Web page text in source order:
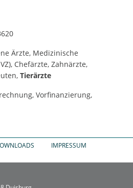
Ärzte, Medizinische
Chefärzte, Zahnärzte,
Tierärzte
Vorfinanzierung,
IMPRESSUM